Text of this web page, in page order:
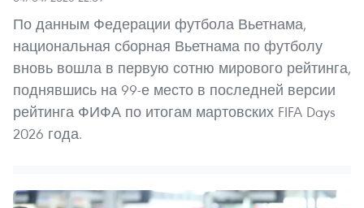
По данным Федерации футбола Вьетнама,
национальная сборная Вьетнама по футболу
вновь вошла в первую сотню мирового рейтинга,
поднявшись на 99-е место в последней версии
рейтинга ФИФА по итогам мартовских FIFA Days
2026 года.